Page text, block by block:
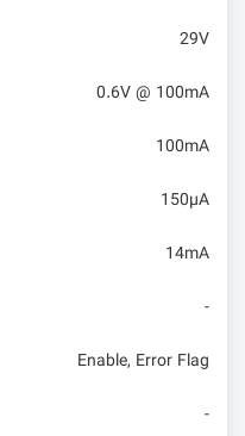
29V
0.6V @ 100mA
100mA
150µA
14mA
-
Enable, Error Flag
-